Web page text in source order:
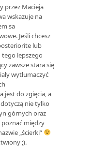
przez Macieja
wskazuje na
sa
Jeśli chcesz
lub
lepszego
zawsze stara się
wytłumaczyć
jest do zgięcia, a
nie tylko
górnych oraz
między
„ścierki”
;).